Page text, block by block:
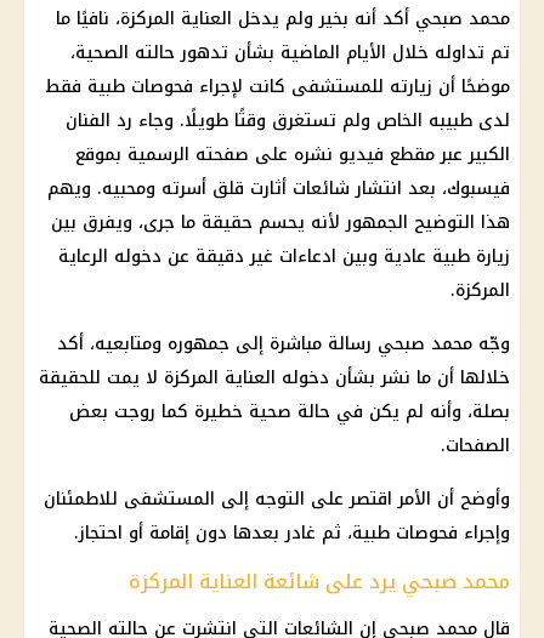
محمد صبحي أكد أنه بخير ولم يدخل العناية المركزة، نافيًا ما
تم تداوله خلال الأيام الماضية بشأن تدهور حالته الصحية،
موضحًا أن زيارته للمستشفى كانت لإجراء فحوصات طبية فقط
لدى طبيبه الخاص ولم تستغرق وقتًا طويلًا. وجاء رد الفنان
الكبير عبر مقطع فيديو نشره على صفحته الرسمية بموقع
فيسبوك، بعد انتشار شائعات أثارت قلق أسرته ومحبيه. ويهم
هذا التوضيح الجمهور لأنه يحسم حقيقة ما جرى، ويفرق بين
زيارة طبية عادية وبين ادعاءات غير دقيقة عن دخوله الرعاية
المركزة.
وجّه محمد صبحي رسالة مباشرة إلى جمهوره ومتابعيه، أكد
خلالها أن ما نشر بشأن دخوله العناية المركزة لا يمت للحقيقة
بصلة، وأنه لم يكن في حالة صحية خطيرة كما روجت بعض
الصفحات.
وأوضح أن الأمر اقتصر على التوجه إلى المستشفى للاطمئنان
وإجراء فحوصات طبية، ثم غادر بعدها دون إقامة أو احتجاز.
محمد صبحي يرد على شائعة العناية المركزة
قال محمد صبحي إن الشائعات التي انتشرت عن حالته الصحية